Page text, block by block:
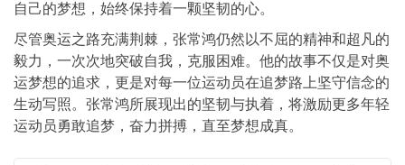
自己的梦想，始终保持着一颗坚韧的心。
尽管奥运之路充满荆棘，张常鸿仍然以不屈的精神和超凡的
毅力，一次次地突破自我，克服困难。他的故事不仅是对奥
运梦想的追求，更是对每一位运动员在追梦路上坚守信念的
生动写照。张常鸿所展现出的坚韧与执着，将激励更多年轻
运动员勇敢追梦，奋力拼搏，直至梦想成真。